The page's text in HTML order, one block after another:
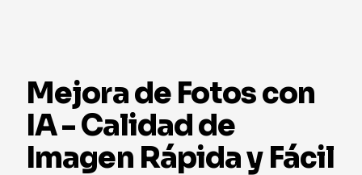
Mejora de Fotos con
IA - Calidad de
Imagen Rápida y Fácil